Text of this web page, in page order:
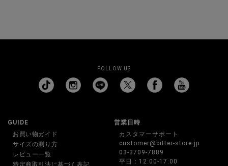
FOLLOW US
GUIDE
お買い物ガイド
サイズの測り方
レビュー一覧
営業日時
カスタマーサポート
customer@bitter-store.jp
03-3709-7889
平日：12:00-17:00